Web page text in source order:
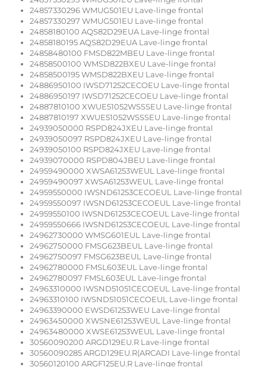
24857330296 WMUG501EU Lave-linge frontal
24857330297 WMUG501EU Lave-linge frontal
24858180100 AQS82D29EUA Lave-linge frontal
24858180195 AQS82D29EUA Lave-linge frontal
24858480100 FMSD822MBEU Lave-linge frontal
24858500100 WMSD822BXEU Lave-linge frontal
24858500195 WMSD822BXEU Lave-linge frontal
24886950100 IWSD71252CECOEU Lave-linge frontal
24886950197 IWSD71252CECOEU Lave-linge frontal
24887810100 XWUE51052WSSSEU Lave-linge frontal
24887810197 XWUE51052WSSSEU Lave-linge frontal
24939050000 RSPD824JXEU Lave-linge frontal
24939050097 RSPD824JXEU Lave-linge frontal
24939050100 RSPD824JXEU Lave-linge frontal
24939070000 RSPD804JBEU Lave-linge frontal
24959490000 XWSA61253WEUL Lave-linge frontal
24959490097 XWSA61253WEUL Lave-linge frontal
24959550000 IWSND61253CECOEUL Lave-linge frontal
24959550097 IWSND61253CECOEUL Lave-linge frontal
24959550100 IWSND61253CECOEUL Lave-linge frontal
24959550666 IWSND61253CECOEUL Lave-linge frontal
24962730000 WMSG601EUL Lave-linge frontal
24962750000 FMSG623BEUL Lave-linge frontal
24962750097 FMSG623BEUL Lave-linge frontal
24962780000 FMSL603EUL Lave-linge frontal
24962780097 FMSL603EUL Lave-linge frontal
24963310000 IWSND51051CECOEUL Lave-linge frontal
24963310100 IWSND51051CECOEUL Lave-linge frontal
24963390000 EWSD61253WEU Lave-linge frontal
24963450000 XWSNE61253WEUL Lave-linge frontal
24963480000 XWSE61253WEUL Lave-linge frontal
30560090200 ARGD129EU.R Lave-linge frontal
30560090285 ARGD129EU.R(ARCADI Lave-linge frontal
30560120100 ARGF125EU.R Lave-linge frontal